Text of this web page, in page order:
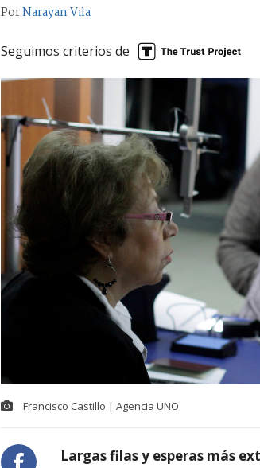
PorNarayan Vila
Seguimos criterios de
Francisco Castillo | Agencia UNO
Largas filas y esperas más